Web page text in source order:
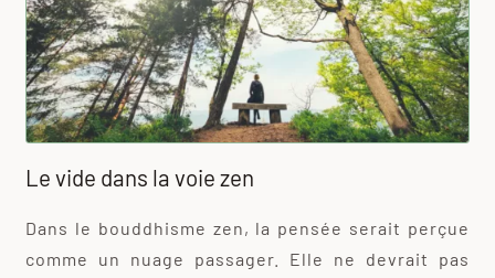
Le vide dans la voie zen
Dans le bouddhisme zen, la pensée serait perçue
comme un nuage passager. Elle ne devrait pas